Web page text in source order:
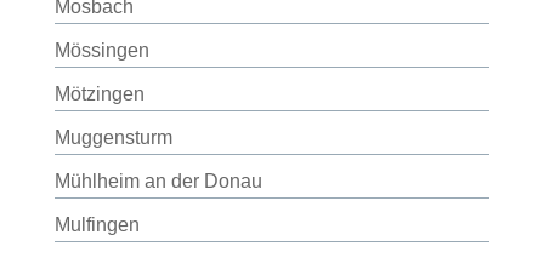
Mosbach
Mössingen
Mötzingen
Muggensturm
Mühlheim an der Donau
Mulfingen